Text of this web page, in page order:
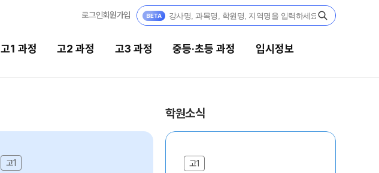
로그인회원가입
고1 과정 고2 과정 고3 과정 중등·초등 과정 입시정보
2026 고3 썸머스쿨
중등·초등 과정
2027 중등·초등 윈터스쿨
2026 중등·초등 썸머스쿨
대입전략리포트
고2 고3
학원소식
고1